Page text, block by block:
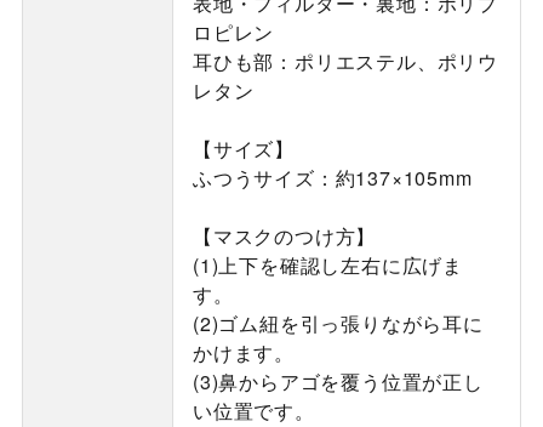
ロピレン
耳ひも部：ポリエステル、ポリウ
レタン
【サイズ】
ふつうサイズ：約137×105mm
【マスクのつけ方】
(1)上下を確認し左右に広げま
す。
(2)ゴム紐を引っ張りながら耳に
かけます。
(3)鼻からアゴを覆う位置が正し
い位置です。